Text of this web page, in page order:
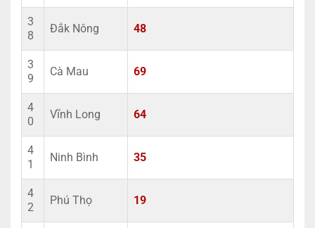
3
8
Đắk Nông 48
3
9
Cà Mau 69
4
0
Vĩnh Long 64
4
1
Ninh Bình 35
4
2
Phú Thọ 19